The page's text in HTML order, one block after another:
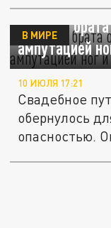
Свадьба
ампутацией
В МИРЕ
10 ИЮЛЯ 17:21
Свадебное
обернулось
опасностью.